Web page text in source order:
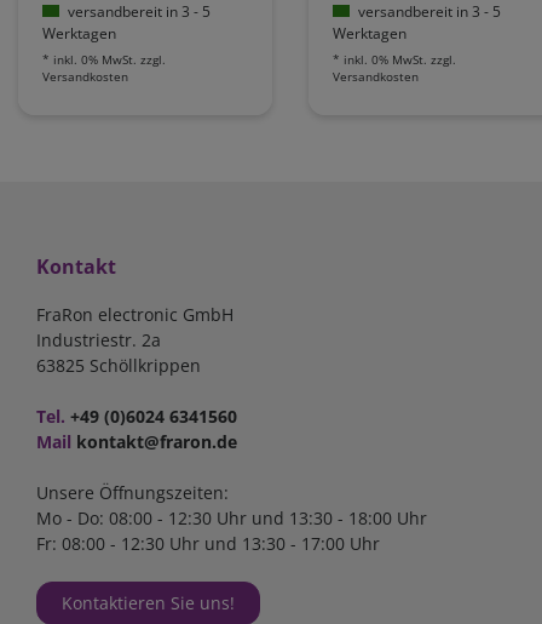
versandbereit in 3 - 5
Werktagen
* inkl. 0% MwSt. zzgl.
Versandkosten
versandbereit in 3 - 5
Werktagen
* inkl. 0% MwSt. zzgl.
Versandkosten
Kontakt
FraRon electronic GmbH
Industriestr. 2a
63825 Schöllkrippen
Tel. +49 (0)6024 6341560
Mail kontakt@fraron.de
Unsere Öffnungszeiten:
Mo - Do: 08:00 - 12:30 Uhr und 13:30 - 18:00 Uhr
Fr: 08:00 - 12:30 Uhr und 13:30 - 17:00 Uhr
Kontaktieren Sie uns!